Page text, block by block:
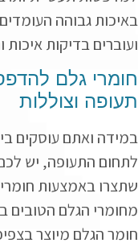
באיכות גבוהה
ועוברים בדיקות
חומרי גלם
תעופה וצוללות
במידה ואתם עוסקים
לתחום התעופה, יש
שתצרו באמצעות
מחומרי הגלם הטובים
חומר הגלם מיוצר